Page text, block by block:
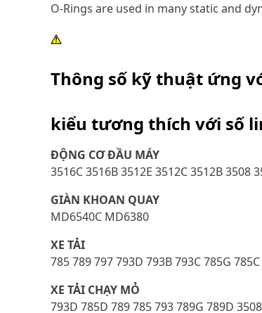
O-Rings are used in many static and
Thông số kỹ thuật ứng
kiểu tương thích với số
ĐỘNG CƠ ĐẦU MÁY
3516C 3516B 3512E 3512C 3512B 3508
GIÀN KHOAN QUAY
MD6540C MD6380
XE TẢI
785 789 797 793D 793B 793C 785G
XE TẢI CHẠY MỎ
793D 785D 789 785 793 789G 789D